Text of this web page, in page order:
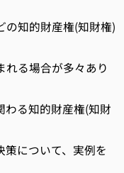
の知的財産権(知財権)
れる場合が多々あり
わる知的財産権(知財
について、実例を